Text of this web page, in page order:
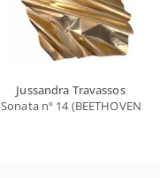
Jussandra Travassos
Sonata nº 14 (BEETHOVEN)